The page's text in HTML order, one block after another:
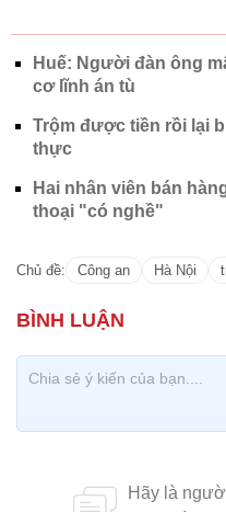
Huế: Người đàn ông
cơ lĩnh án tù
Trộm được tiền rồi lại
thực
Hai nhân viên bán
thoại "có nghề"
Chủ đề: Công an Hà Nội